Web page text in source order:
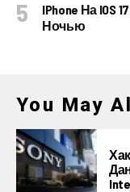
IPhone На
Ночью
You May